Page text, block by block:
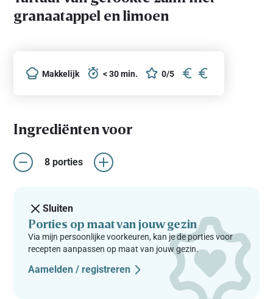
granaatappel en limoen
Makkelijk < 30 min. 0/5
Ingrediënten voor
8 porties
Sluiten
Porties op maat van jouw gezin
Via mijn persoonlijke voorkeuren, kan je de porties voor
recepten aanpassen op maat van jouw gezin.
Aamelden / registreren